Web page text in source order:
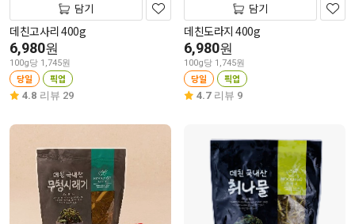
담기
데친고사리 400g
6,980원
100g당 1,745원
당일 픽업
4.8 리뷰 29
담기
데친도라지 400g
6,980원
100g당 1,745원
당일 픽업
4.7 리뷰 9